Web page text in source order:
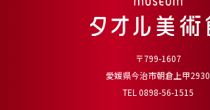
〒799-1607
愛媛県今治市朝倉上甲2930
TEL 0898-56-1515